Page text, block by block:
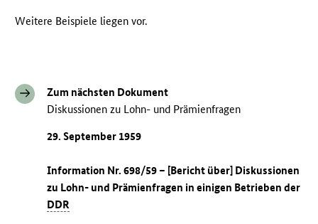
Weitere Beispiele liegen vor.
Zum nächsten Dokument
Diskussionen zu Lohn- und Prämienfragen
29. September 1959
Information Nr. 698/59 – [Bericht über] Diskussionen
zu Lohn- und Prämienfragen in einigen Betrieben der
DDR